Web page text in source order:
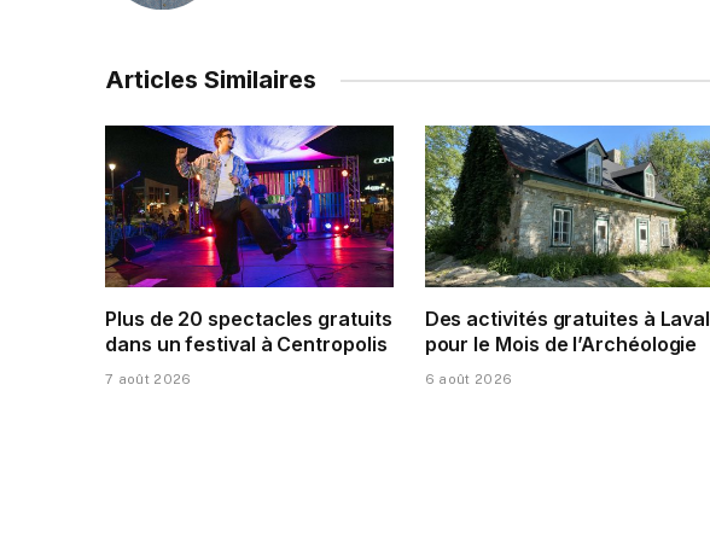
Articles Similaires
Plus de 20 spectacles gratuits
dans un festival à Centropolis
7 août 2026
Des activités gratuites à Laval
pour le Mois de l’Archéologie
6 août 2026